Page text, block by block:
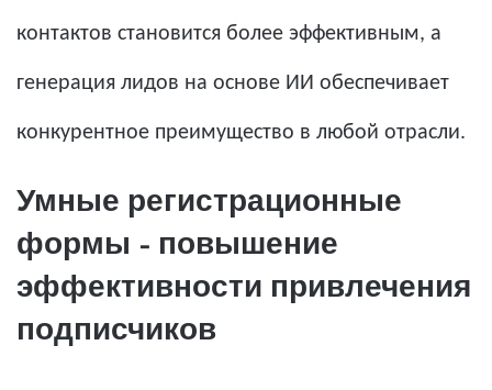
контактов становится более эффективным, а
генерация лидов на основе ИИ обеспечивает
конкурентное преимущество в любой отрасли.
Умные регистрационные
формы – повышение
эффективности привлечения
подписчиков